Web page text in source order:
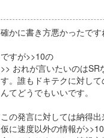
確かに書き方悪かったです
ですが>>10の
>> おれが言いたいのは
す。誰もドキテクに対し
んてどうでもいいです。
この発言に対しては納得出
仮に速度以外の情報が